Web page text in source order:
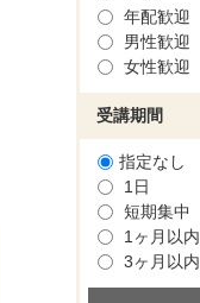
年配歓迎
男性歓迎
女性歓迎
受講期間
指定なし
1日
短期集中
1ヶ月以内
3ヶ月以内